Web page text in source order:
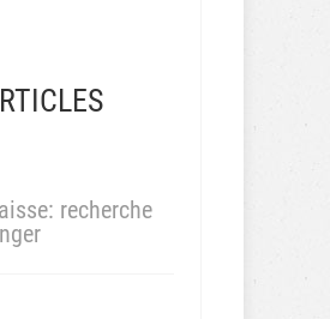
recherche